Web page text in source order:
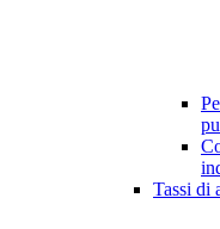
Tassi di